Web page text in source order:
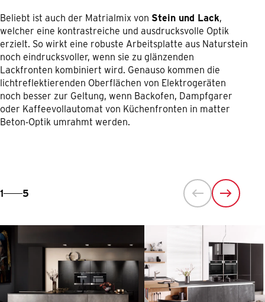
Beliebt ist auch der Matrialmix von Stein und Lack,
welcher eine kontrastreiche und ausdrucksvolle Optik
erzielt. So wirkt eine robuste Arbeitsplatte aus Naturstein
noch eindrucksvoller, wenn sie zu glänzenden
Lackfronten kombiniert wird. Genauso kommen die
lichtreflektierenden Oberflächen von Elektrogeräten
noch besser zur Geltung, wenn Backofen, Dampfgarer
oder Kaffeevollautomat von Küchenfronten in matter
Beton-Optik umrahmt werden.
1 5